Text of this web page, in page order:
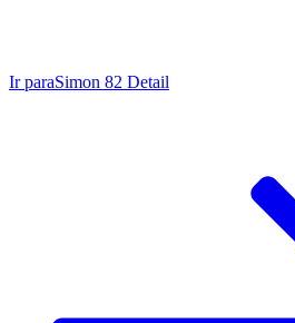
Ir paraSimon 82 Detail